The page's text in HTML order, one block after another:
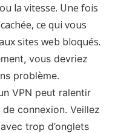
la vitesse. Une fois
ce qui vous
sites web bloqués.
vous devriez
problème.
VPN peut ralentir
connexion. Veillez
trop d’onglets